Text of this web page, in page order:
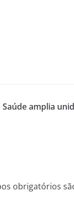
Saúde amplia
obrigatórios